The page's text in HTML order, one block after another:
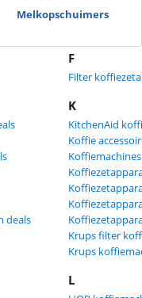
Melkopschuimers
deals
F
Filter
K
KitchenAid
Koffie
Krups filter
Krups
L